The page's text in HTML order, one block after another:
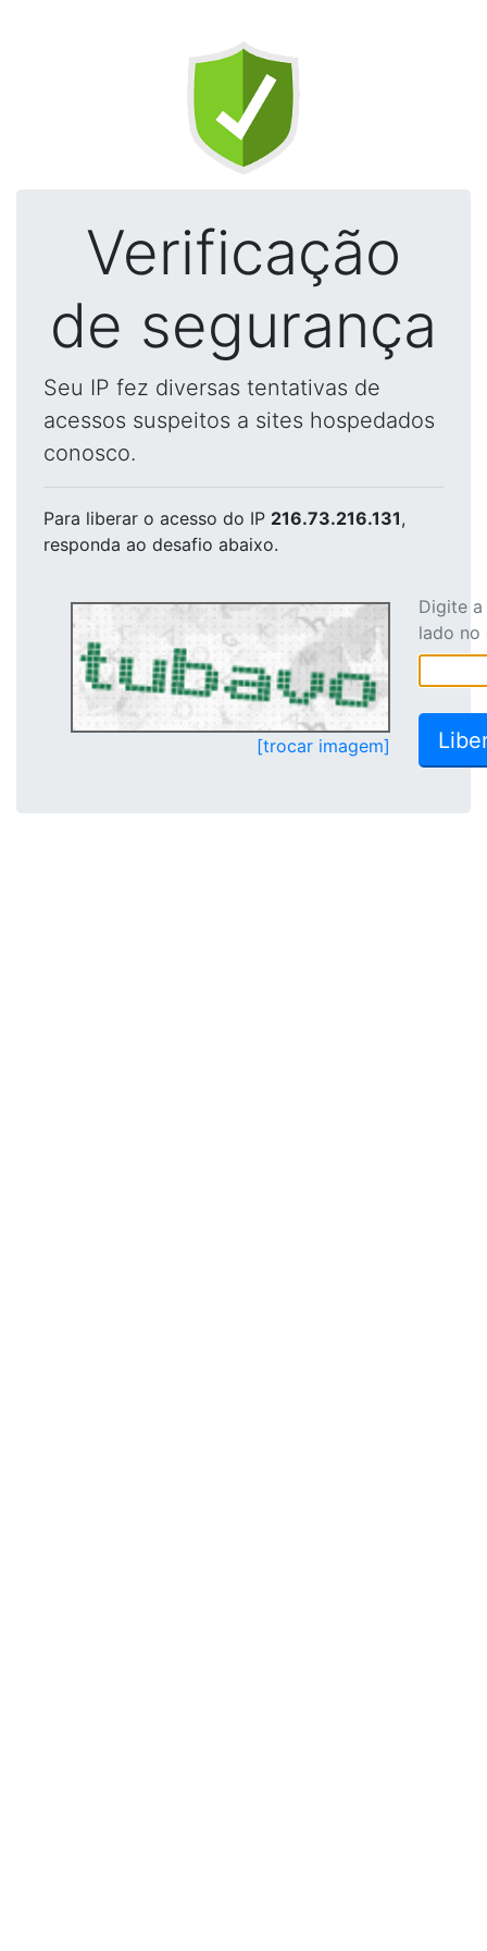
Verificação
de segurança
Seu IP fez diversas tentativas de
acessos suspeitos a sites hospedados
conosco.
Para liberar o acesso do IP 216.73.216.131,
responda ao desafio abaixo.
[trocar imagem]
Digite
lado no